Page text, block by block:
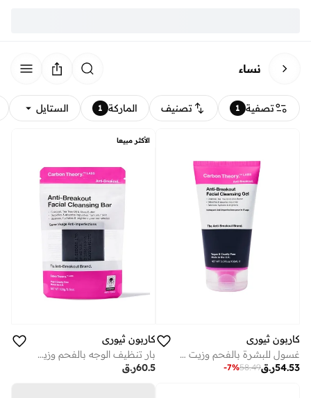
نساء
تصفية 1 تصنيف الماركة 1 الستايل
كاربون ثيوري
غسول للبشرة بالفحم وزيت شجرة الشاي 150 مل
ر.ق54.53
58.49
-7%
الأكثر مبيعا
كاربون ثيوري
بار تنظيف الوجه بالفحم وزيت شجرة الشاي للتحكم في البثور والتخلص من الحبوب
ر.ق60.5